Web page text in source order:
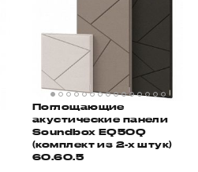
Поглощающие
акустические панели
Soundbox EQ50Q
(комплект из 2-х штук)
60.60.5